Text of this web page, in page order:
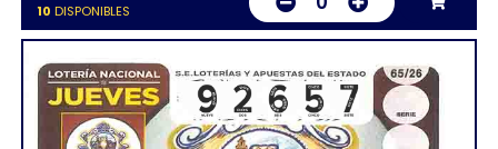
10 DISPONIBLES